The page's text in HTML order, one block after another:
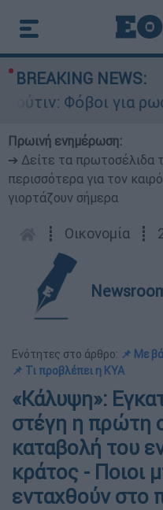
BREAKING NEWS:
Φόβοι για
Πρωινή ενημέρωση:
➔ Δείτε τα πρωτοσέλιδα
περισσότερα για τον
γιορτάζουν σήμερα
┋ Οικονομία ┋
Ενότητες στο άρθρο: 📌 Με
📌 Τι προβλέπει η ΚΥΑ
«Κάλυψη»:
στέγη η πρώτη
καταβολή του
κράτος - Ποιοι
ενταχθούν στο